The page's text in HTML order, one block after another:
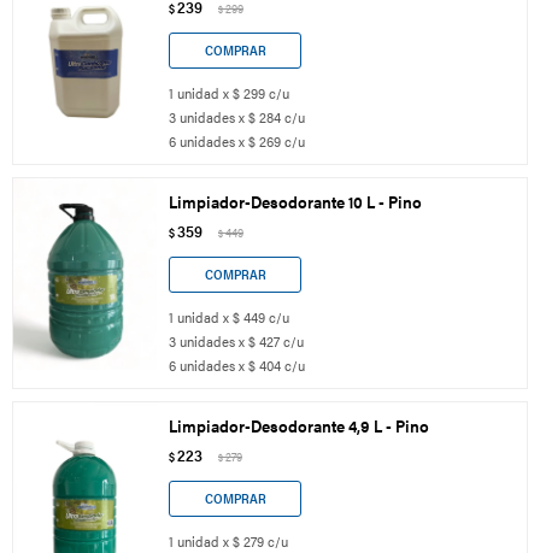
$239 $299
1 unidad x $ 299 c/u
3 unidades x $ 284 c/u
6 unidades x $ 269 c/u
Limpiador-Desodorante 10 L - Pino
$359 $449
1 unidad x $ 449 c/u
3 unidades x $ 427 c/u
6 unidades x $ 404 c/u
Limpiador-Desodorante 4,9 L - Pino
$223 $279
1 unidad x $ 279 c/u